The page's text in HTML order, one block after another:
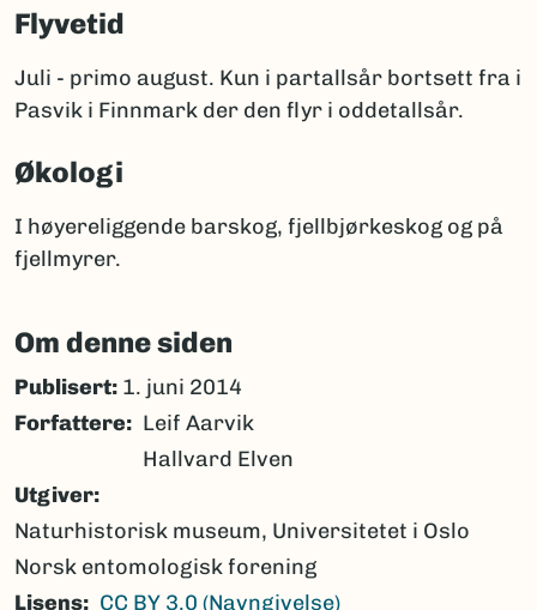
Flyvetid
Juli - primo august. Kun i partallsår bortsett fra i
Pasvik i Finnmark der den flyr i oddetallsår.
Økologi
I høyereliggende barskog, fjellbjørkeskog og på
fjellmyrer.
Om denne siden
Publisert: 1. juni 2014
Forfattere
Leif Aarvik
Hallvard Elven
Utgiver
Naturhistorisk museum, Universitetet i Oslo
Norsk entomologisk forening
Lisens
CC BY 3.0 (Navngivelse)